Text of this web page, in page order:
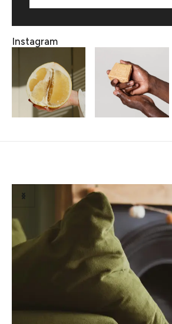
Instagram